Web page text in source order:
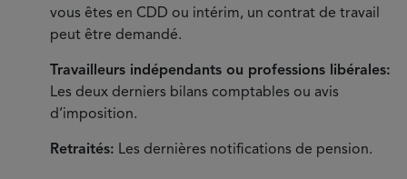
vous êtes en CDD ou intérim, un contrat de travail
peut être demandé.
Travailleurs indépendants ou professions libérales:
Les deux derniers bilans comptables ou avis
d’imposition.
Retraités: Les dernières notifications de pension.